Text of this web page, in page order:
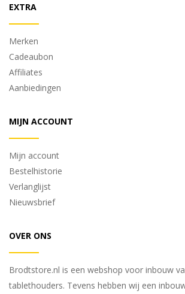
EXTRA
Merken
Cadeaubon
Affiliates
Aanbiedingen
MIJN ACCOUNT
Mijn account
Bestelhistorie
Verlanglijst
Nieuwsbrief
OVER ONS
Brodtstore.nl is een webshop voor inbouw
tablethouders. Tevens hebben wij een